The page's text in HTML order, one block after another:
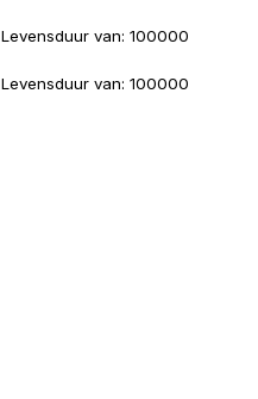
Levensduur van: 100000
Levensduur van: 100000